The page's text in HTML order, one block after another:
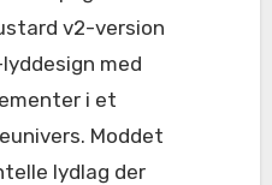
v2-version
med
i et
Moddet
lydlag der